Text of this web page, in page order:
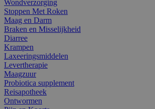
Wondverzorging
Stoppen Met Roken
Maag en Darm
Braken en Misselijkheid
Diarree
Krampen
Laxeeringsmiddelen
Levertherapie
Maagzuur
Probiotica supplement
Reisapotheek
Ontwormen